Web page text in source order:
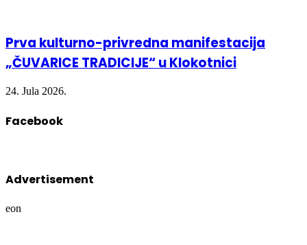
Prva kulturno-privredna manifestacija
„ČUVARICE TRADICIJE“ u Klokotnici
24. Jula 2026.
Facebook
Advertisement
eon